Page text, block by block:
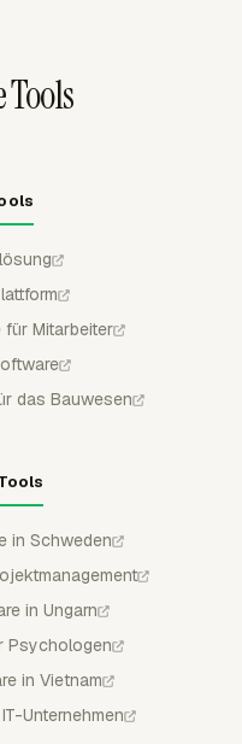
angewendet
Mitarbeiter
das Bauwesen
in Schweden
in Ungarn
Psychologen
in Vietnam
Unternehmen